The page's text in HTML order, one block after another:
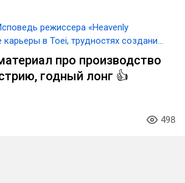
режиссера «Heavenly
карьеры в Toei, трудностях создания
к сторителлингу, влиянии арт-
и любви к
историям
про производство
годный лонг 👍
498